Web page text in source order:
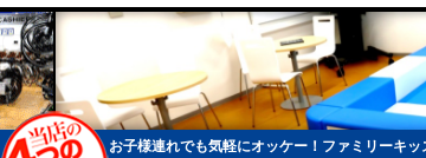
お子様連れでも気軽にオッケー！ファミリーキッ